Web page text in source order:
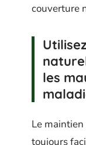
couverture
les
Le maintien
toujours